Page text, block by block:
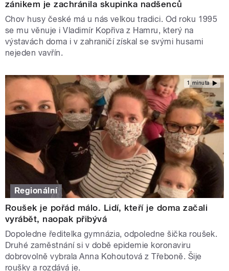
zánikem je zachránila skupinka nadšenců
Chov husy české má u nás velkou tradici. Od roku 1995
se mu věnuje i Vladimír Kopřiva z Hamru, který na
výstavách doma i v zahraničí získal se svými husami
nejeden vavřín.
1 minuta
Regionální
Roušek je pořád málo. Lidí, kteří je doma začali
vyrábět, naopak přibývá
Dopoledne ředitelka gymnázia, odpoledne šička roušek.
Druhé zaměstnání si v době epidemie koronaviru
dobrovolně vybrala Anna Kohoutová z Třeboně. Šije
roušky a rozdává je.